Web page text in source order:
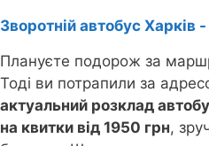
Зворотній автобус Харків -
Плануєте подорож за
Тоді ви потрапили за
актуальний розклад
на квитки від 1950 грн,